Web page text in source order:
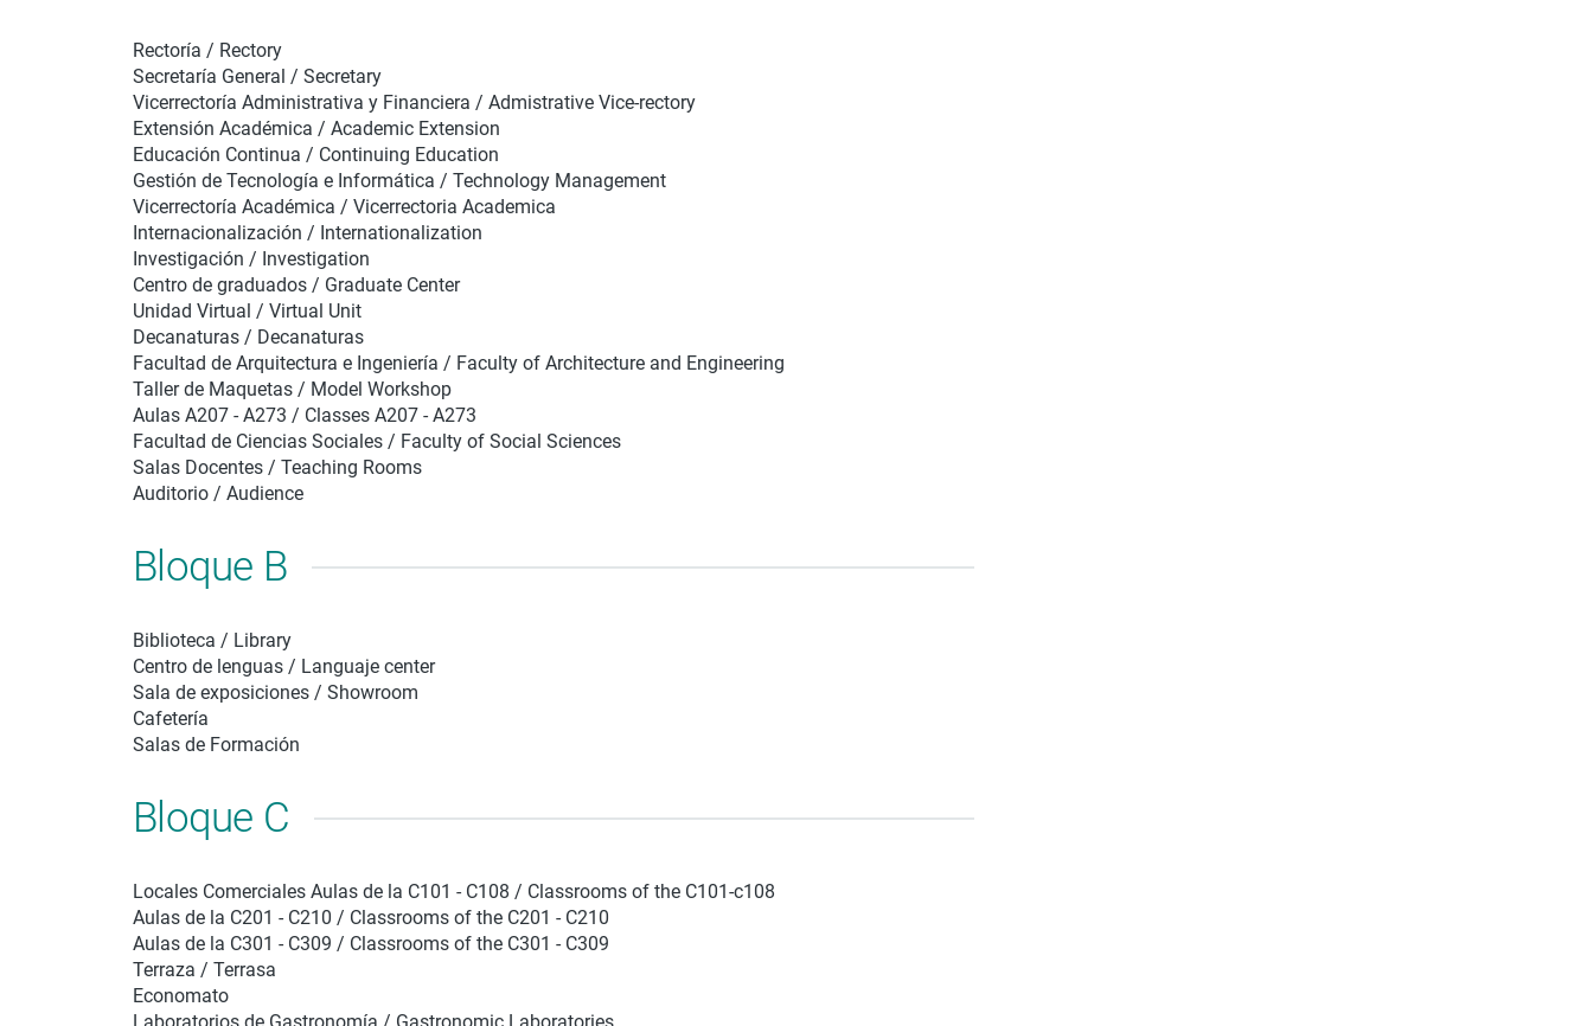
Rectoría / Rectory
Secretaría General / Secretary
Vicerrectoría Administrativa y Financiera / Admistrative Vice-rectory
Extensión Académica / Academic Extension
Educación Continua / Continuing Education
Gestión de Tecnología e Informática / Technology Management
Vicerrectoría Académica / Vicerrectoria Academica
Internacionalización / Internationalization
Investigación / Investigation
Centro de graduados / Graduate Center
Unidad Virtual / Virtual Unit
Decanaturas / Decanaturas
Facultad de Arquitectura e Ingeniería / Faculty of Architecture and Engineering
Taller de Maquetas / Model Workshop
Aulas A207 - A273 / Classes A207 - A273
Facultad de Ciencias Sociales / Faculty of Social Sciences
Salas Docentes / Teaching Rooms
Auditorio / Audience
Bloque B
Biblioteca / Library
Centro de lenguas / Languaje center
Sala de exposiciones / Showroom
Cafetería
Salas de Formación
Bloque C
Locales Comerciales Aulas de la C101 - C108 / Classrooms of the C101-c108
Aulas de la C201 - C210 / Classrooms of the C201 - C210
Aulas de la C301 - C309 / Classrooms of the C301 - C309
Terraza / Terrasa
Economato